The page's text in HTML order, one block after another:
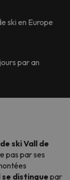
ski en Europe
par an
ski Vall de
pas par ses
se distingue par